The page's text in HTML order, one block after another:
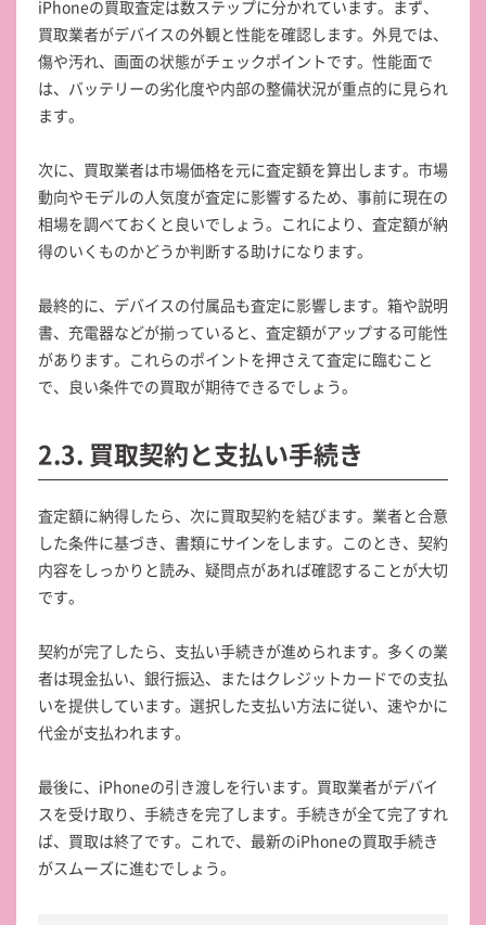
iPhoneの買取査定は数ステップに分かれています。まず、
買取業者がデバイスの外観と性能を確認します。外見では、
傷や汚れ、画面の状態がチェックポイントです。性能面で
は、バッテリーの劣化度や内部の整備状況が重点的に見られ
ます。
次に、買取業者は市場価格を元に査定額を算出します。市場
動向やモデルの人気度が査定に影響するため、事前に現在の
相場を調べておくと良いでしょう。これにより、査定額が納
得のいくものかどうか判断する助けになります。
最終的に、デバイスの付属品も査定に影響します。箱や説明
書、充電器などが揃っていると、査定額がアップする可能性
があります。これらのポイントを押さえて査定に臨むこと
で、良い条件での買取が期待できるでしょう。
2.3. 買取契約と支払い手続き
査定額に納得したら、次に買取契約を結びます。業者と合意
した条件に基づき、書類にサインをします。このとき、契約
内容をしっかりと読み、疑問点があれば確認することが大切
です。
契約が完了したら、支払い手続きが進められます。多くの業
者は現金払い、銀行振込、またはクレジットカードでの支払
いを提供しています。選択した支払い方法に従い、速やかに
代金が支払われます。
最後に、iPhoneの引き渡しを行います。買取業者がデバイ
スを受け取り、手続きを完了します。手続きが全て完了すれ
ば、買取は終了です。これで、最新のiPhoneの買取手続き
がスムーズに進むでしょう。